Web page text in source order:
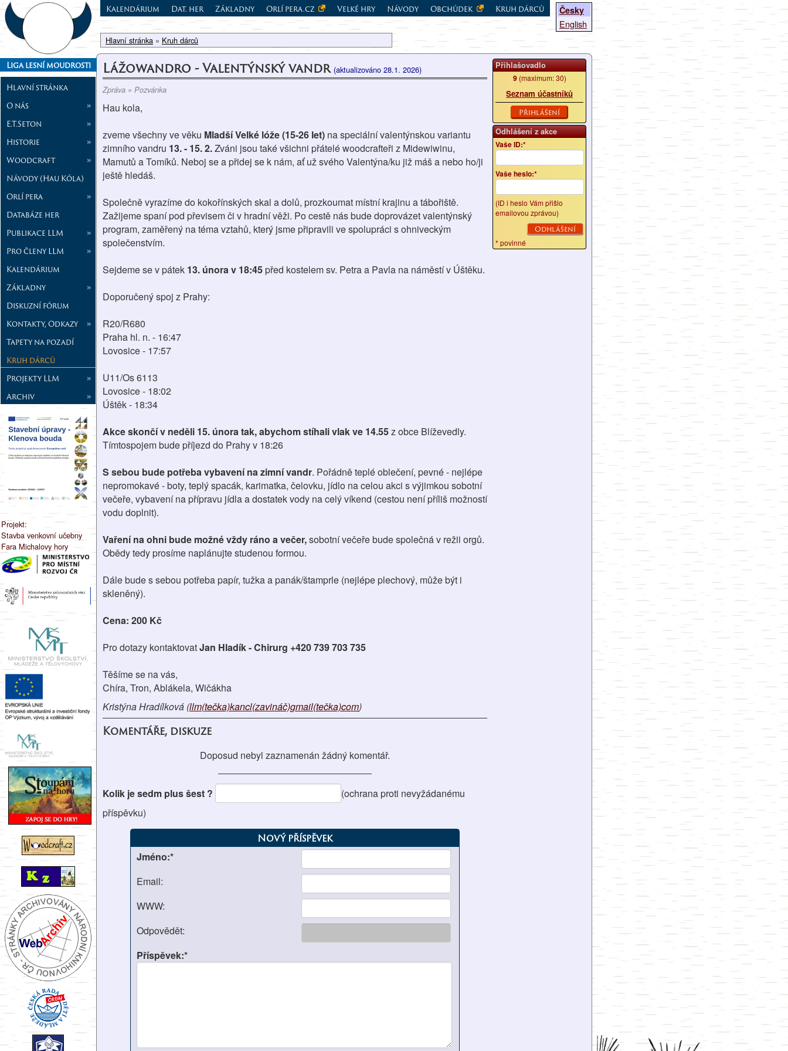
Liga lesní moudrosti
Hlavní stránka
O nás
»
E.T.Seton
»
Historie
»
Woodcraft
»
Návody (Hau Kóla)
Orlí pera
»
Databáze her
Publikace LLM
»
Pro členy LLM
»
Kalendárium
Základny
»
Diskuzní fórum
Kontakty, Odkazy
»
Tapety na pozadí
Kruh dárců
Projekty LLM
»
Archiv
»
Projekt:
Stavba venkovní učebny
Fara Michalovy hory
Česky
English
Kalendárium Dat. her Základny Orlí pera.cz Velké hry Návody Obchůdek Kruh dárců
Hlavní stránka » Kruh dárců
Přihlašovadlo
9(maximum: 30)
Seznam účastníků
Přihlášení
Odhlášení z akce
Vaše ID:*
Vaše heslo:*
(ID i heslo Vám přišlo
emailovou zprávou)
* povinné
Lážowandro - Valentýnský vandr (aktualizováno 28.1. 2026)
Zpráva » Pozvánka
Hau kola,
zveme všechny ve věku Mladší Velké lóže (15-26 let) na speciální valentýnskou variantu
zimního vandru 13. - 15. 2.Zváni jsou také všichni přátelé woodcrafteři z Midewiwinu,
Mamutů a Tomíků. Neboj se a přidej se k nám, ať už svého Valentýna/ku již máš a nebo ho/ji
ještě hledáš.
Společně vyrazíme do kokořínských skal a dolů, prozkoumat místní krajinu a tábořiště.
Zažijeme spaní pod převisem či v hradní věži. Po cestě nás bude doprovázet valentýnský
program, zaměřený na téma vztahů, který jsme připravili ve spolupráci s ohniveckým
společenstvím.
Sejdeme se v pátek 13. února v 18:45před kostelem sv. Petra a Pavla na náměstí v Úštěku.
Doporučený spoj z Prahy:
R20/R680
Praha hl. n. - 16:47
Lovosice - 17:57
U11/Os 6113
Lovosice - 18:02
Úštěk - 18:34
Akce skončí v neděli 15. února tak, abychom stíhali vlak ve 14.55z obce Blíževedly.
Tímtospojem bude příjezd do Prahy v 18:26
S sebou bude potřeba vybavení na zimní vandr. Pořádně teplé oblečení, pevné - nejlépe
nepromokavé - boty, teplý spacák, karimatka, čelovku, jídlo na celou akci s výjimkou sobotní
večeře, vybavení na přípravu jídla a dostatek vody na celý víkend (cestou není příliš možností
vodu doplnit).
Vaření na ohni bude možné vždy ráno a večer,sobotní večeře bude společná v režii orgů.
Obědy tedy prosíme naplánujte studenou formou.
Dále bude s sebou potřeba papír, tužka a panák/štamprle (nejlépe plechový, může být i
skleněný).
Cena: 200 Kč
Pro dotazy kontaktovatJan Hladík - Chirurg +420 739 703 735
Těšíme se na vás,
Chíra, Tron, Ablákela, Wičákha
Kristýna Hradílková (llm(tečka)kancl(zavináč)gmail(tečka)com)
Komentáře, diskuze
Doposud nebyl zaznamenán žádný komentář.
Kolik je sedm plus šest ?
(ochrana proti nevyžádanému
příspěvku)
Nový příspěvek
Jméno:*
Email:
WWW:
Odpovědět:
Příspěvek:*